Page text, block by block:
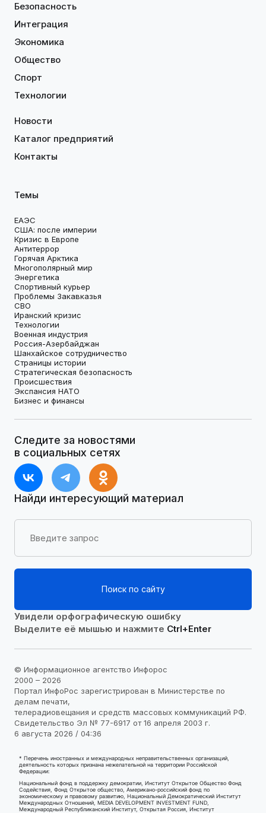
Безопасность
Интеграция
Экономика
Общество
Спорт
Технологии
Новости
Каталог предприятий
Контакты
Темы
ЕАЭС
США: после империи
Кризис в Европе
Антитеррор
Горячая Арктика
Многополярный мир
Энергетика
Спортивный курьер
Проблемы Закавказья
СВО
Иранский кризис
Технологии
Военная индустрия
Россия-Азербайджан
Шанхайское сотрудничество
Страницы истории
Стратегическая безопасность
Происшествия
Экспансия НАТО
Бизнес и финансы
Следите за новостями
в социальных сетях
Найди интересующий материал
Поиск по сайту
Увидели орфографическую ошибку
Выделите её мышью и нажмите Ctrl+Enter
© Информационное агентство Инфорос
2000 – 2026
Портал ИнфоРос зарегистрирован в Министерстве по
делам печати,
телерадиовещания и средств массовых коммуникаций РФ.
Свидетельство Эл № 77-6917 от 16 апреля 2003 г.
6 августа 2026 / 04:36